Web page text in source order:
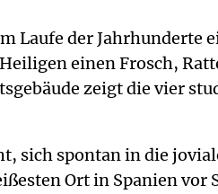
Laufe der Jahrhunderte
einen Frosch,
zeigt die vier
sich spontan in die
Ort in Spanien vor